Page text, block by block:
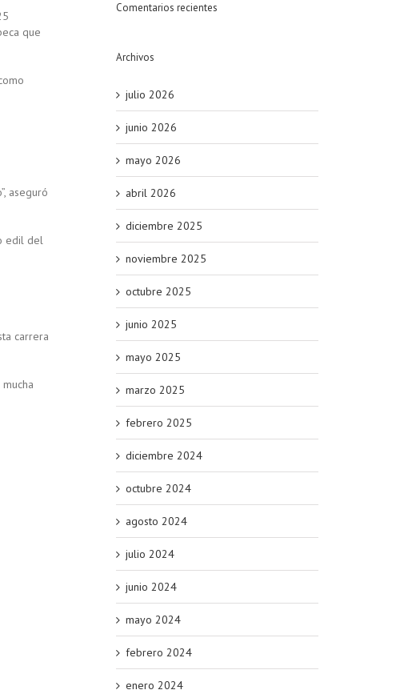
que
aseguró
edil del
carrera
Comentarios recientes
Archivos
julio 2026
junio 2026
mayo 2026
abril 2026
diciembre 2025
noviembre 2025
octubre 2025
junio 2025
mayo 2025
marzo 2025
febrero 2025
diciembre 2024
octubre 2024
agosto 2024
julio 2024
junio 2024
mayo 2024
febrero 2024
enero 2024